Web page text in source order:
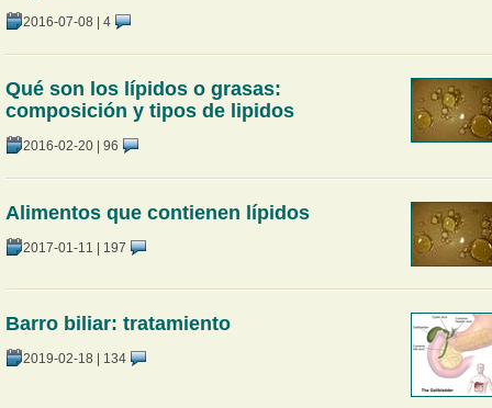
2016-07-08 | 4
Qué son los lípidos o grasas:
composición y tipos de lipidos
2016-02-20| 96
Alimentos que contienen lípidos
2017-01-11 | 197
Barro biliar: tratamiento
2019-02-18 | 134